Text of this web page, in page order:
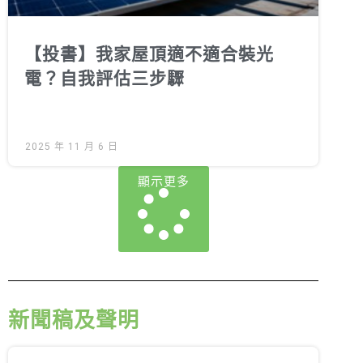
【投書】我家屋頂適不適合裝光
電？自我評估三步驟
2025 年 11 月 6 日
顯示更多
新聞稿及聲明